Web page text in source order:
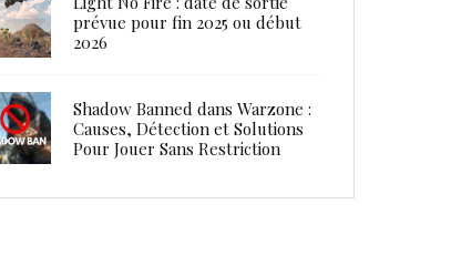
prévue pour fin 2025 ou début
2026
Shadow Banned dans Warzone :
Causes, Détection et Solutions
Pour Jouer Sans Restriction